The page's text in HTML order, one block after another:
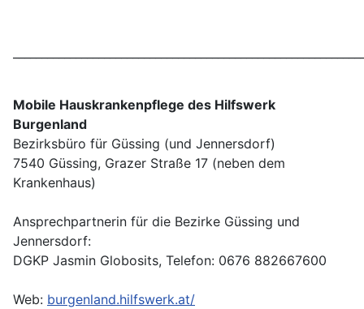
Mobile Hauskrankenpflege des Hilfswerk
Burgenland
Bezirksbüro für Güssing (und Jennersdorf)
7540 Güssing, Grazer Straße 17 (neben dem
Krankenhaus)
Ansprechpartnerin für die Bezirke Güssing und
Jennersdorf:
DGKP Jasmin Globosits, Telefon: 0676 882667600
Web: burgenland.hilfswerk.at/